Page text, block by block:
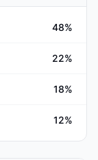
48%
22%
18%
12%